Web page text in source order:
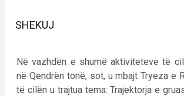
SHEKUJ
Në vazhdën e shumë aktiviteteve të
në Qendrën tonë, sot, u mbajt Tryeza e
të cilën u trajtua tema: Trajektorja e